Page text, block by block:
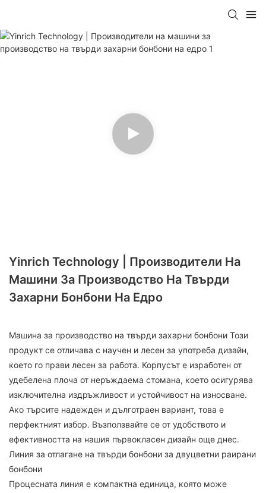
Yinrich Technology | Производители На
Машини За Производство На Твърди
Захарни Бонбони На Едро
Машина за производство на твърди захарни бонбони Този
продукт се отличава с научен и лесен за употреба дизайн,
което го прави лесен за работа. Корпусът е изработен от
удебелена плоча от неръждаема стомана, което осигурява
изключителна издръжливост и устойчивост на износване.
Ако търсите надежден и дълготраен вариант, това е
перфектният избор. Възползвайте се от удобството и
ефективността на нашия първокласен дизайн още днес.
Линия за отлагане на твърди бонбони за двуцветни раирани
бонбони
Процесната линия е компактна единица, която може